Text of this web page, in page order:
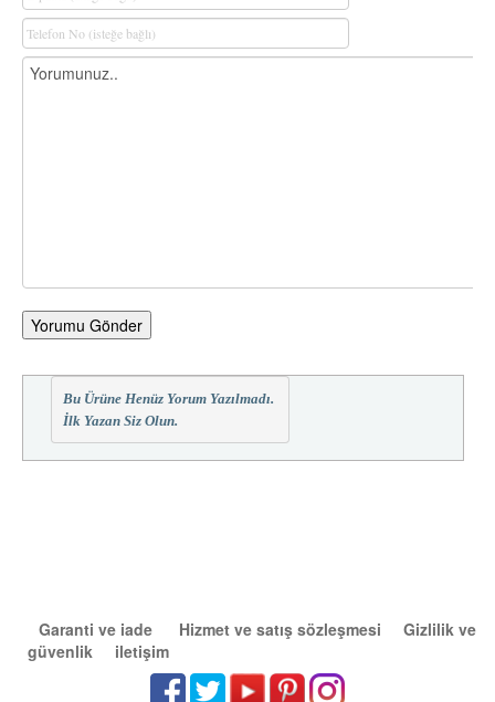
Yorumu Gönder
Bu Ürüne Henüz Yorum Yazılmadı.
İlk Yazan Siz Olun.
Garanti ve iade Hizmet ve satış sözleşmesi
Gizlilik ve
güvenlik
iletişim